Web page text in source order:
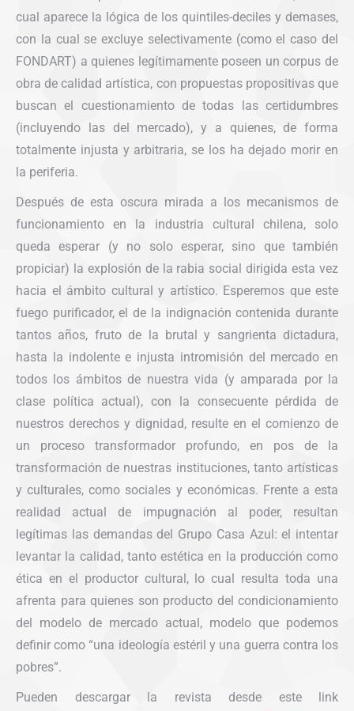
cual aparece la lógica de los quintiles-deciles y demases,
con la cual se excluye selectivamente (como el caso del
FONDART) a quienes legítimamente poseen un corpus de
obra de calidad artística, con propuestas propositivas que
buscan el cuestionamiento de todas las certidumbres
(incluyendo las del mercado), y a quienes, de forma
totalmente injusta y arbitraria, se los ha dejado morir en
la periferia.
Después de esta oscura mirada a los mecanismos de
funcionamiento en la industria cultural chilena, solo
queda esperar (y no solo esperar, sino que también
propiciar) la explosión de la rabia social dirigida esta vez
hacia el ámbito cultural y artístico. Esperemos que este
fuego purificador, el de la indignación contenida durante
tantos años, fruto de la brutal y sangrienta dictadura,
hasta la indolente e injusta intromisión del mercado en
todos los ámbitos de nuestra vida (y amparada por la
clase política actual), con la consecuente pérdida de
nuestros derechos y dignidad, resulte en el comienzo de
un proceso transformador profundo, en pos de la
transformación de nuestras instituciones, tanto artísticas
y culturales, como sociales y económicas. Frente a esta
realidad actual de impugnación al poder, resultan
legítimas las demandas del Grupo Casa Azul: el intentar
levantar la calidad, tanto estética en la producción como
ética en el productor cultural, lo cual resulta toda una
afrenta para quienes son producto del condicionamiento
del modelo de mercado actual, modelo que podemos
definir como “una ideología estéril y una guerra contra los
pobres”.
Pueden descargar la revista desde este link